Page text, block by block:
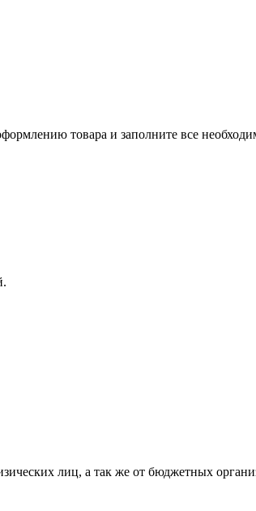
товара и заполните все
лиц, а так же от бюджетных